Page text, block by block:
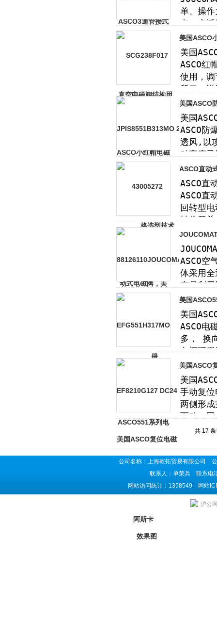
美国ASCO
美国ASCO
ASCO直动
美国
美国ASCO
共 17
公司名称：上海乾拓贸易有限公司
联系人：单荣兵 联系电
网站访问统计：1358549 网站
上海乾拓贸易有限公司是ASCO比例阀供应商,
沪公